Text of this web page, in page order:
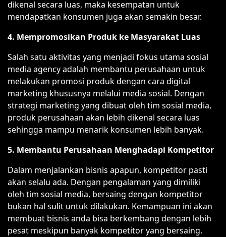
dikenal secara luas, maka kesempatan untuk
mendapatkan konsumen juga akan semakin besar.
4. Mempromosikan Produk ke Masyarakat Luas
Salah satu aktivitas yang menjadi fokus utama sosial
media agency adalah membantu perusahaan untuk
melakukan promosi produk dengan cara digital
marketing khususnya melalui media sosial. Dengan
strategi marketing yang dibuat oleh tim sosial media,
produk perusahaan akan lebih dikenal secara luas
sehingga mampu menarik konsumen lebih banyak.
5. Membantu Perusahaan Menghadapi Kompetitor
Dalam menjalankan bisnis apapun, kompetitor pasti
akan selalu ada. Dengan pengalaman yang dimiliki
oleh tim sosial media, bersaing dengan kompetitor
bukan hal sulit untuk dilakukan. Kemampuan ini akan
membuat bisnis anda bisa berkembang dengan lebih
pesat meskipun banyak kompetitor yang bersaing.